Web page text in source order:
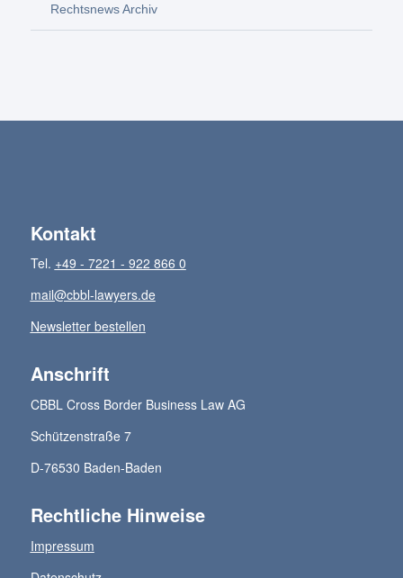
Rechtsnews Archiv
Kontakt
Tel. +49 - 7221 - 922 866 0
mail@cbbl-lawyers.de
Newsletter bestellen
Anschrift
CBBL Cross Border Business Law AG
Schützenstraße 7
D-76530 Baden-Baden
Rechtliche Hinweise
Impressum